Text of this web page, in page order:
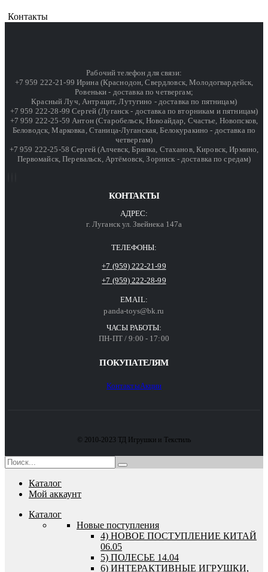
Контакты
Рабочий телефон для связи:
+7 959 222-21-99 Ирина (Краснодон, Свердловск, Молодогвардейск,
Ровеньки - доставка по четвергам;
Красный Луч, Антрацит, Лутугино - доставка по пятницам)
+7 959 222-28-99 Сергей (Луганск - доставка по вторникам и пятницам)
+7 959 222-25-59 Антон (Старобельск, Новоайдар, Счастье, Новопсков,
Беловодск, Марковка, Станица-Луганская, Белокуракино - доставка по
четвергам)
+7 959 222-25-58 Сергей (Алчевск, Брянка, Стаханов, Кировск, Ирмино,
Первомайск, Перевальск, Артёмовск, Зоринск - доставка по средам)
КОНТАКТЫ
АДРЕС:
г. Луганск ул. Звейнека 147а
ТЕЛЕФОНЫ:
+7 (959) 222-21-99
+7 (959) 222-28-99
EMAIL:
panda-toys@bk.ru
ЧАСЫ РАБОТЫ:
ПН-ПТ / 9:00 - 17:00
ПОКУПАТЕЛЯМ
КонтактыАкции
© 2010-2023 ТД Игрушки и Текстиль
Каталог
Мой аккаунт
Каталог
Новые поступления
4) НОВОЕ ПОСТУПЛЕНИЕ КИТАЙ
06.05
5) ПОЛЕСЬЕ 14.04
6) ИНТЕРАКТИВНЫЕ ИГРУШКИ,